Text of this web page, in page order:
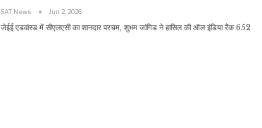
SAT News Jun 2, 2026
जेईई एडवांस्ड में सीएलएसी का शानदार परचम, शुभम जांगिड ने हासिल की ऑल इंडिया रैंक 652